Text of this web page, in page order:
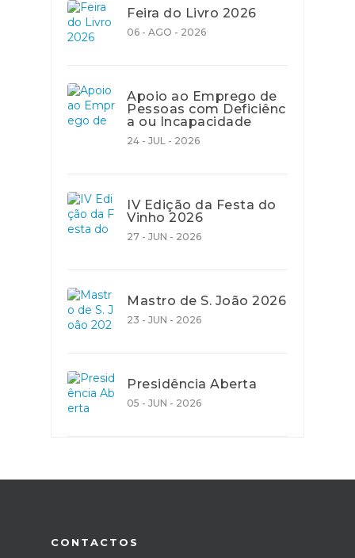
Feira do Livro 2026
06 - AGO - 2026
Apoio ao Emprego de
Pessoas com Deficiênc
a ou Incapacidade
24 - JUL - 2026
IV Edição da Festa do
Vinho 2026
27 - JUN - 2026
Mastro de S. João 2026
23 - JUN - 2026
Presidência Aberta
05 - JUN - 2026
CONTACTOS